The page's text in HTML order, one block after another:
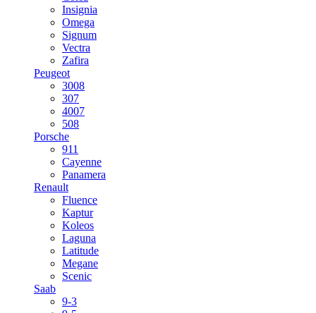
Insignia
Omega
Signum
Vectra
Zafira
Peugeot
3008
307
4007
508
Porsche
911
Cayenne
Panamera
Renault
Fluence
Kaptur
Koleos
Laguna
Latitude
Megane
Scenic
Saab
9-3